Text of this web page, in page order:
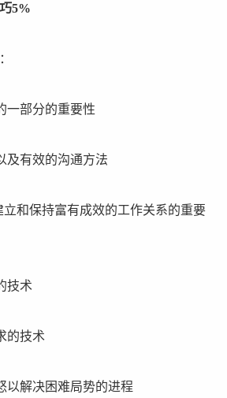
5%
一部分的重要性
及有效的沟通方法
立和保持富有成效的工作关系的重要
技术
的技术
以解决困难局势的进程